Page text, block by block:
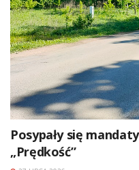
Posypały się
„Prędkość”